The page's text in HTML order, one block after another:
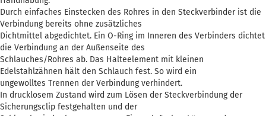
Durch einfaches Einstecken des Rohres in den Steckverbinder ist die
Verbindung bereits ohne zusätzliches
Dichtmittel abgedichtet. Ein O-Ring im Inneren des Verbinders dichtet
die Verbindung an der Außenseite des
Schlauches/Rohres ab. Das Halteelement mit kleinen
Edelstahlzähnen hält den Schlauch fest. So wird ein
ungewolltes Trennen der Verbindung verhindert.
In drucklosem Zustand wird zum Lösen der Steckverbindung der
Sicherungsclip festgehalten und der